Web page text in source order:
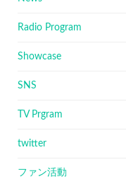
Radio Program
Showcase
SNS
TV Prgram
twitter
ファン活動